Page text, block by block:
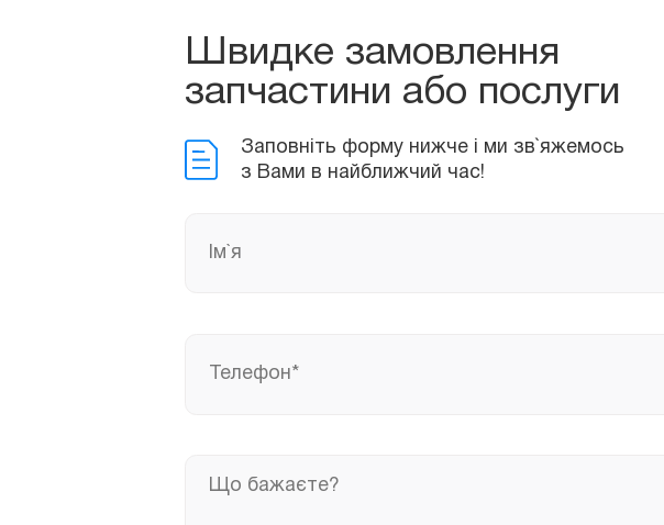
Швидке замовлення
запчастини або послуги
Заповніть форму нижче і ми зв`яжемось
з Вами в найближчий час!